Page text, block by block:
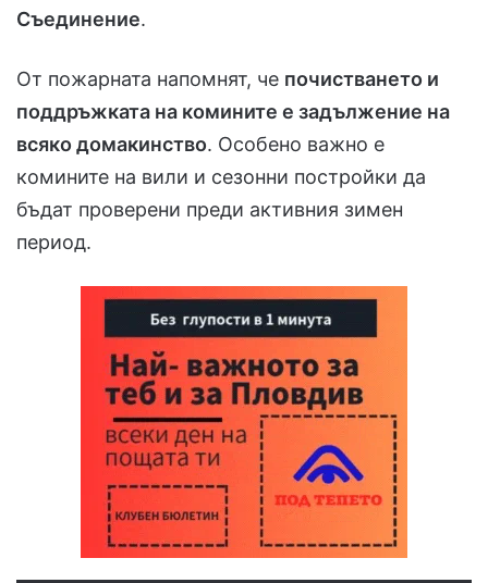
Съединение.
От пожарната напомнят, че почистването и
поддръжката на комините е задължение на
всяко домакинство. Особено важно е
комините на вили и сезонни постройки да
бъдат проверени преди активния зимен
период.